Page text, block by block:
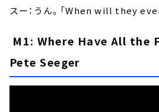
スー：うん。「When will they
M1: Where Have All the
Pete Seeger